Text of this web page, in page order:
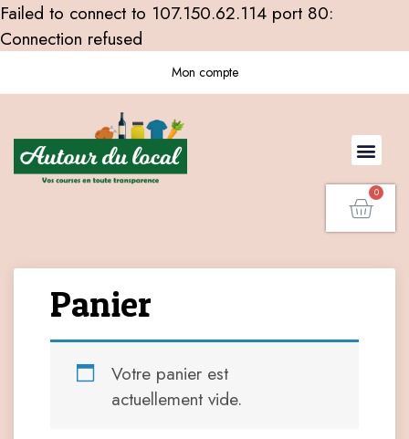
Failed to connect to 107.150.62.114 port 80:
Connection refused
Mon compte
Panier
Votre panier est
actuellement vide.